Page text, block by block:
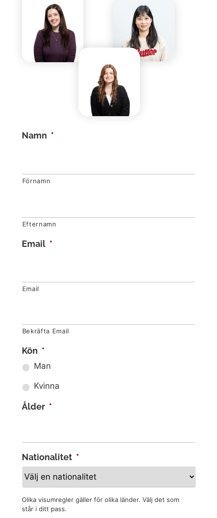
Namn *
Förnamn
Efternamn
Email *
Email
Bekräfta Email
Kön *
Man
Kvinna
Ålder *
Nationalitet *
Olika visumregler gäller för olika länder. Välj det som
står i ditt pass.